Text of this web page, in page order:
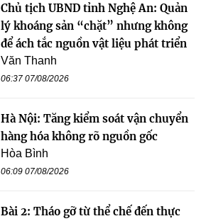
Chủ tịch UBND tỉnh Nghệ An: Quản
lý khoáng sản “chặt” nhưng không
để ách tắc nguồn vật liệu phát triển
Văn Thanh
06:37 07/08/2026
Hà Nội: Tăng kiểm soát vận chuyển
hàng hóa không rõ nguồn gốc
Hòa Bình
06:09 07/08/2026
Bài 2: Tháo gỡ từ thể chế đến thực